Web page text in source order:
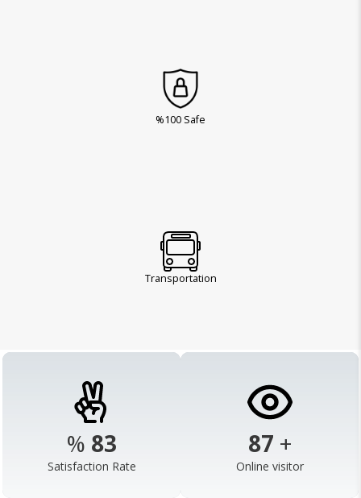
%100 Safe
Transportation
% 98
Satisfaction Rate
103 +
Online visitor